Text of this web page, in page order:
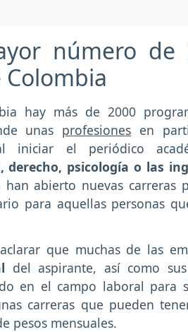
número de
hay más de 2000
unas profesiones en
iniciar el periódico
derecho, psicología o las
abierto nuevas carreras
para aquellas personas
que muchas de las
del aspirante, así como
en el campo laboral para
carreras que pueden
pesos mensuales.